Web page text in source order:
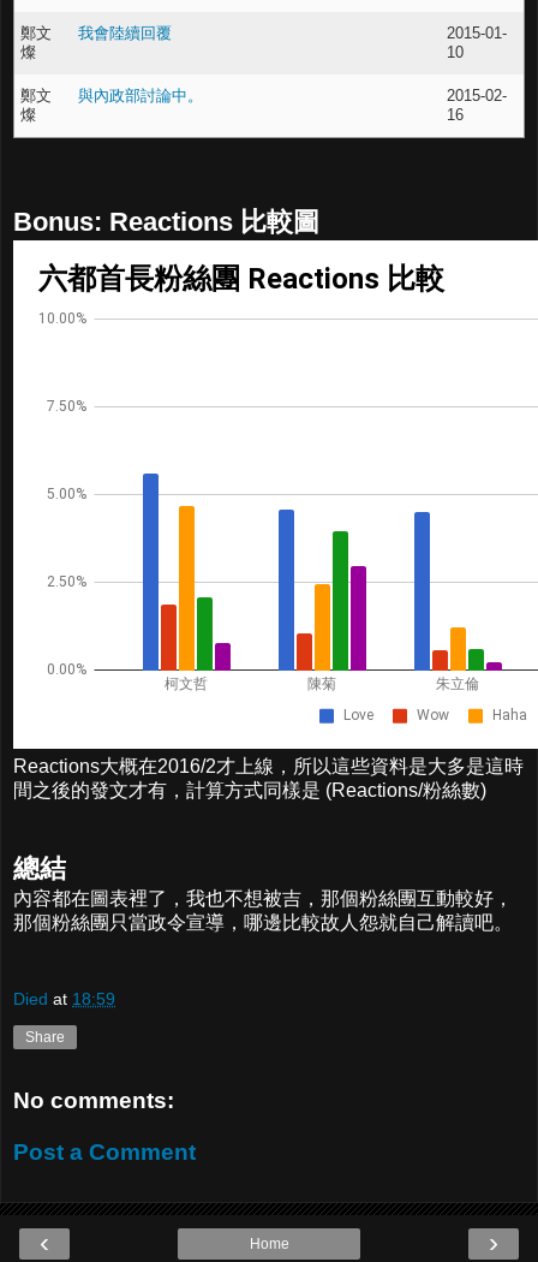
鄭文
燦
我會陸續回覆
2015-01-
10
鄭文
燦
與內政部討論中。
2015-02-
16
Bonus: Reactions 比較圖
Reactions大概在2016/2才上線，所以這些資料是大多是這時
間之後的發文才有，計算方式同樣是 (Reactions/粉絲數)
總結
內容都在圖表裡了，我也不想被吉，那個粉絲團互動較好，
那個粉絲團只當政令宣導，哪邊比較故人怨就自己解讀吧。
Died at 18:59
Share
No comments:
Post a Comment
‹ ›
Home